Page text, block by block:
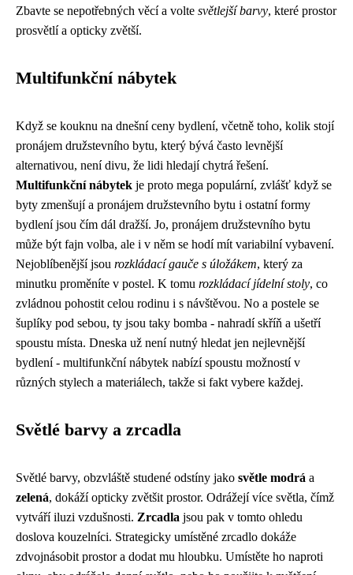
Zbavte se nepotřebných věcí a volte světlejší barvy, které prostor
prosvětlí a opticky zvětší.
Multifunkční nábytek
Když se kouknu na dnešní ceny bydlení, včetně toho, kolik stojí
pronájem družstevního bytu, který bývá často levnější
alternativou, není divu, že lidi hledají chytrá řešení.
Multifunkční nábytek je proto mega populární, zvlášť když se
byty zmenšují a pronájem družstevního bytu i ostatní formy
bydlení jsou čím dál dražší. Jo, pronájem družstevního bytu
může být fajn volba, ale i v něm se hodí mít variabilní vybavení.
Nejoblíbenější jsou rozkládací gauče s úložákem, který za
minutku proměníte v postel. K tomu rozkládací jídelní stoly, co
zvládnou pohostit celou rodinu i s návštěvou. No a postele se
šuplíky pod sebou, ty jsou taky bomba - nahradí skříň a ušetří
spoustu místa. Dneska už není nutný hledat jen nejlevnější
bydlení - multifunkční nábytek nabízí spoustu možností v
různých stylech a materiálech, takže si fakt vybere každej.
Světlé barvy a zrcadla
Světlé barvy, obzvláště studené odstíny jako světle modrá a
zelená, dokáží opticky zvětšit prostor. Odrážejí více světla, čímž
vytváří iluzi vzdušnosti. Zrcadla jsou pak v tomto ohledu
doslova kouzelníci. Strategicky umístěné zrcadlo dokáže
zdvojnásobit prostor a dodat mu hloubku. Umístěte ho naproti